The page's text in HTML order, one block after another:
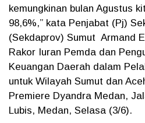
kemungkinan bulan Agustus
98,6%,” kata Penjabat (Pj)
(Sekdaprov) Sumut Armand
Rakor Iuran Pemda dan
Keuangan Daerah dalam
untuk Wilayah Sumut dan
Premiere Dyandra Medan,
Lubis, Medan, Selasa (3/6).